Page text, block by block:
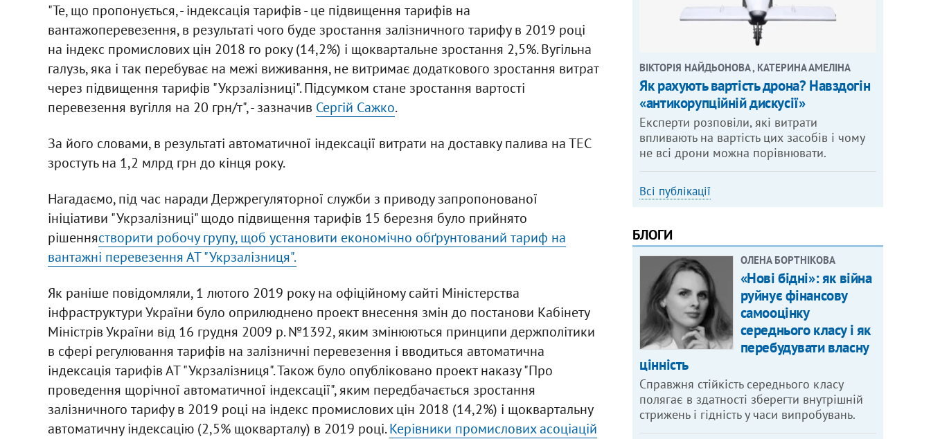
"Те, що пропонується, - індексація тарифів - це підвищення тарифів на
вантажоперевезення, в результаті чого буде зростання залізничного тарифу в 2019 році
на індекс промислових цін 2018 го року (14,2%) і щоквартальне зростання 2,5%. Вугільна
галузь, яка і так перебуває на межі виживання, не витримає додаткового зростання витрат
через підвищення тарифів "Укрзалізниці". Підсумком стане зростання вартості
перевезення вугілля на 20 грн/т", - зазначив Сергій Сажко.
За його словами, в результаті автоматичної індексації витрати на доставку палива на ТЕС
зростуть на 1,2 млрд грн до кінця року.
Нагадаємо, під час наради Держрегуляторної служби з приводу запропонованої
ініціативи "Укрзалізниці" щодо підвищення тарифів 15 березня було прийнято
рішеннястворити робочу групу, щоб установити економічно обґрунтований тариф на
вантажні перевезення АТ "Укрзалізниця".
Як раніше повідомляли, 1 лютого 2019 року на офіційному сайті Міністерства
інфраструктури України було оприлюднено проект внесення змін до постанови Кабінету
Міністрів України від 16 грудня 2009 р. №1392, яким змінюються принципи держполітики
в сфері регулювання тарифів на залізничні перевезення і вводиться автоматична
індексація тарифів АТ "Укрзалізниця". Також було опубліковано проект наказу "Про
проведення щорічної автоматичної індексації", яким передбачається зростання
залізничного тарифу в 2019 році на індекс промислових цін 2018 (14,2%) і щоквартальну
автоматичну індексацію (2,5% щокварталу) в 2019 році.Керівники промислових асоціацій
ВІКТОРІЯ НАЙДЬОНОВА , КАТЕРИНА АМЕЛІНА
Як рахують вартість дрона? Навздогін
«антикорупційній дискусії»
Експерти розповіли, які витрати
впливають на вартість цих засобів і чому
не всі дрони можна порівнювати.
Всі публікації
БЛОГИ
ОЛЕНА БОРТНІКОВА
«Нові бідні»: як війна
руйнує фінансову
самооцінку
середнього класу і як
перебудувати власну
цінність
Справжня стійкість середнього класу
полягає в здатності зберегти внутрішній
стрижень і гідність у часи випробувань.